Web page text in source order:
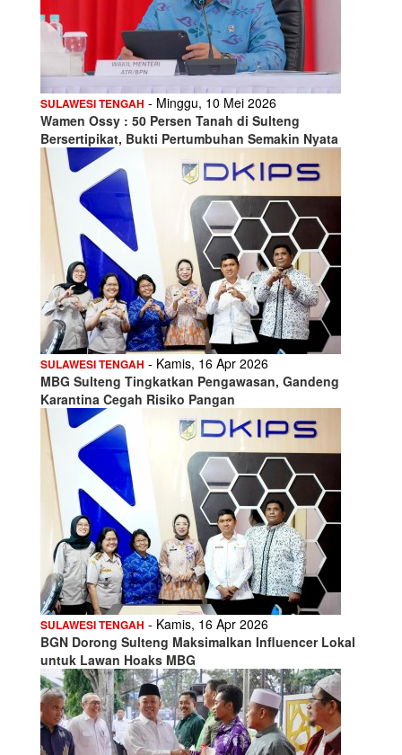
SULAWESI TENGAH - Minggu, 10 Mei 2026
Wamen Ossy : 50 Persen Tanah di Sulteng
Bersertipikat, Bukti Pertumbuhan Semakin Nyata
SULAWESI TENGAH - Kamis, 16 Apr 2026
MBG Sulteng Tingkatkan Pengawasan, Gandeng
Karantina Cegah Risiko Pangan
SULAWESI TENGAH - Kamis, 16 Apr 2026
BGN Dorong Sulteng Maksimalkan Influencer Lokal
untuk Lawan Hoaks MBG